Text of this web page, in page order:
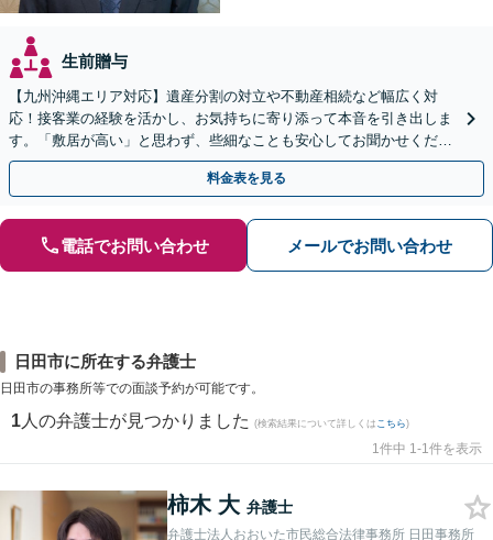
生前贈与
【九州沖縄エリア対応】遺産分割の対立や不動産相続など幅広く対
応！接客業の経験を活かし、お気持ちに寄り添って本音を引き出しま
す。「敷居が高い」と思わず、些細なことも安心してお聞かせくださ
い【初回相談無料】【夜間・休日相談可】
料金表を見る
電話でお問い合わせ メールでお問い合わせ
日田市に所在する弁護士
日田市の事務所等での面談予約が可能です。
1 人の弁護士が見つかりました (検索結果について詳しくは こちら)
1件中 1-1件を表示
柿木 大 弁護士
弁護士法人おおいた市民総合法律事務所 日田事務所